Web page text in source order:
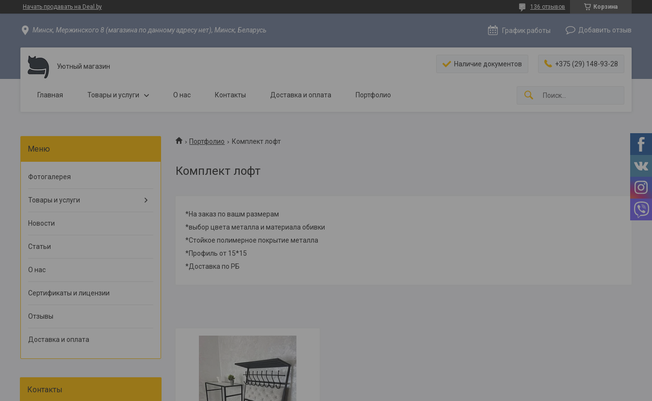
Начать продавать на Deal.by Корзина
136 отзывов
Минск, Мержинского 8 (магазина по данному адресу нет), Минск, Беларусь График работы Добавить отзыв
Уютный магазин Наличие документов +375 (29) 148-93-28
Главная Товары и услуги О нас Контакты Доставка и оплата Портфолио
Портфолио Комплект лофт
Комплект лофт
*На заказ по вашм размерам
*выбор цвета металла и материала обивки
*Стойкое полимерное покрытие металла
*Профиль от 15*15
*Доставка по РБ
Фотогалерея
Товары и услуги
Новости
Статьи
О нас
Сертификаты и лицензии
Отзывы
Доставка и оплата